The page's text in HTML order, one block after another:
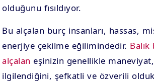
olduğunu fısıldıyor.
Bu alçalan burç insanları, hassas,
enerjiye çekilme eğilimindedir.
alçalan eşinizin genellikle
ilgilendiğini, şefkatli ve özverili